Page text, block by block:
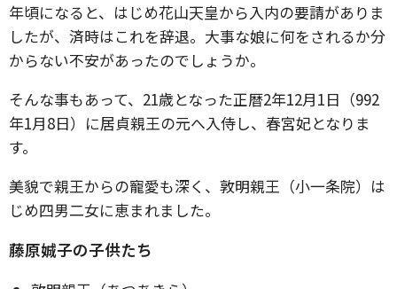
年頃になると、はじめ花山天皇から入内の要請がありま
したが、済時はこれを辞退。大事な娘に何をされるか分
からない不安があったのでしょうか。
そんな事もあって、21歳となった正暦2年12月1日（992
年1月8日）に居貞親王の元へ入侍し、春宮妃となりま
す。
美貌で親王からの寵愛も深く、敦明親王（小一条院）は
じめ四男二女に恵まれました。
藤原娍子の子供たち